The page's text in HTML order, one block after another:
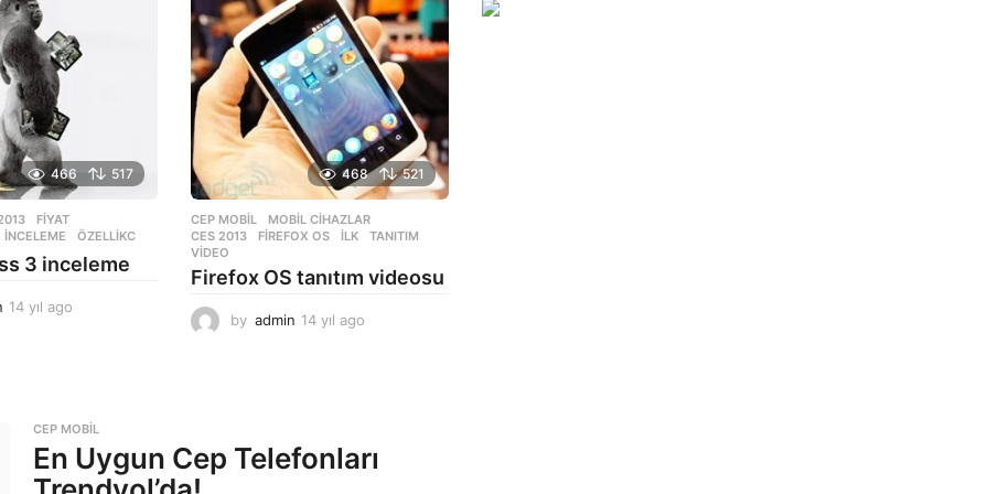
l
a
g
o
466 517
,FIYAT
,INCELEME ,ÖZELLIKC
3 inceleme
14 yıl ago
g
o
468 521
CEP MOBIL ,MOBIL CIHAZLAR
CES 2013
,FIREFOX OS ,ILK ,TANITIM
VIDEO
Firefox OS tanıtım videosu
by admin 14 yıl ago
o
CEP MOBIL
En Uygun Cep Telefonları